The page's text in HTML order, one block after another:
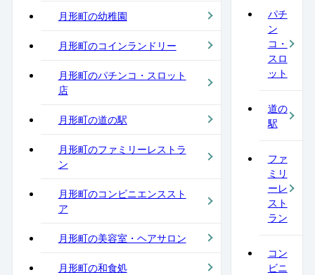
月形町の幼稚園
月形町のコインランドリー
月形町のパチンコ・スロット
店
月形町の道の駅
月形町のファミリーレストラ
ン
月形町のコンビニエンススト
ア
月形町の美容室・ヘアサロン
月形町の和食処
パチ
ン
コ・
スロ
ット
道の
駅
ファ
ミリ
ーレ
スト
ラン
コン
ビニ